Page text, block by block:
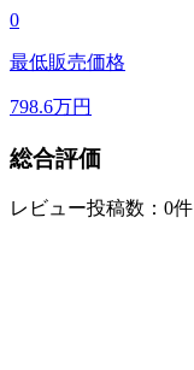
0
最低販売価格
798.6万円
総合評価
レビュー投稿数：0件